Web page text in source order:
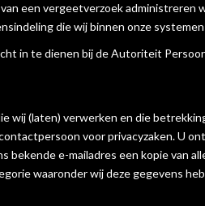
een vergeetverzoek
die wij binnen onze
in te dienen bij de Autoriteit
wij (laten) verwerken en die
voor privacyzaken. U
bekende e-mailadres een kopie van
waaronder wij deze gegevens